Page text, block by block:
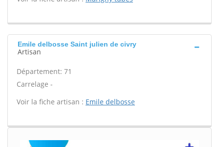
Emile delbosse Saint julien de civry
Artisan
Département: 71
Carrelage -
Voir la fiche artisan : Emile delbosse